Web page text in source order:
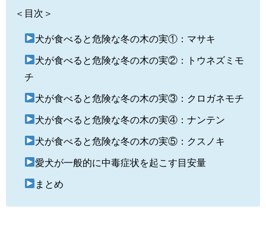
＜目次＞
犬が食べると危険な冬の木の実①：マサキ
犬が食べると危険な冬の木の実②：トウネズミモ
チ
犬が食べると危険な冬の木の実③：クロガネモチ
犬が食べると危険な冬の木の実④：ナンテン
犬が食べると危険な冬の木の実⑤：クスノキ
愛犬が一般的に中毒症状を起こす目安量
まとめ